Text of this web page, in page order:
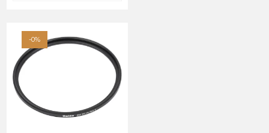
-0%